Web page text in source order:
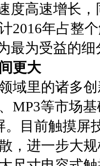
度高速增长
2016年占整
最为受益的
更大
域里的诸多
MP3等市场
。目前触摸屏
，进一步大